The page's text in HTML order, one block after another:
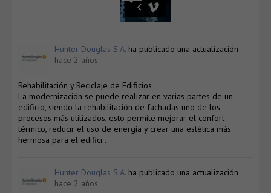
Hunter Douglas S.A. ha publicado una actualización
hace 2 años
Rehabilitación y Reciclaje de Edificios
La modernización se puede realizar en varias partes de un
edificio, siendo la rehabilitación de fachadas uno de los
procesos más utilizados, esto permite mejorar el confort
térmico, reducir el uso de energía y crear una estética más
hermosa para el edifici…
Hunter Douglas S.A. ha publicado una actualización
hace 2 años